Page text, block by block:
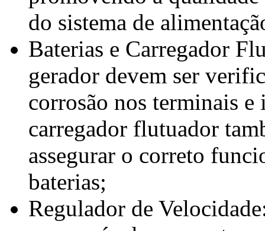
do sistema de
Baterias e Carregador
gerador devem ser
corrosão nos terminais
carregador flutuador
assegurar o correto
baterias;
Regulador de